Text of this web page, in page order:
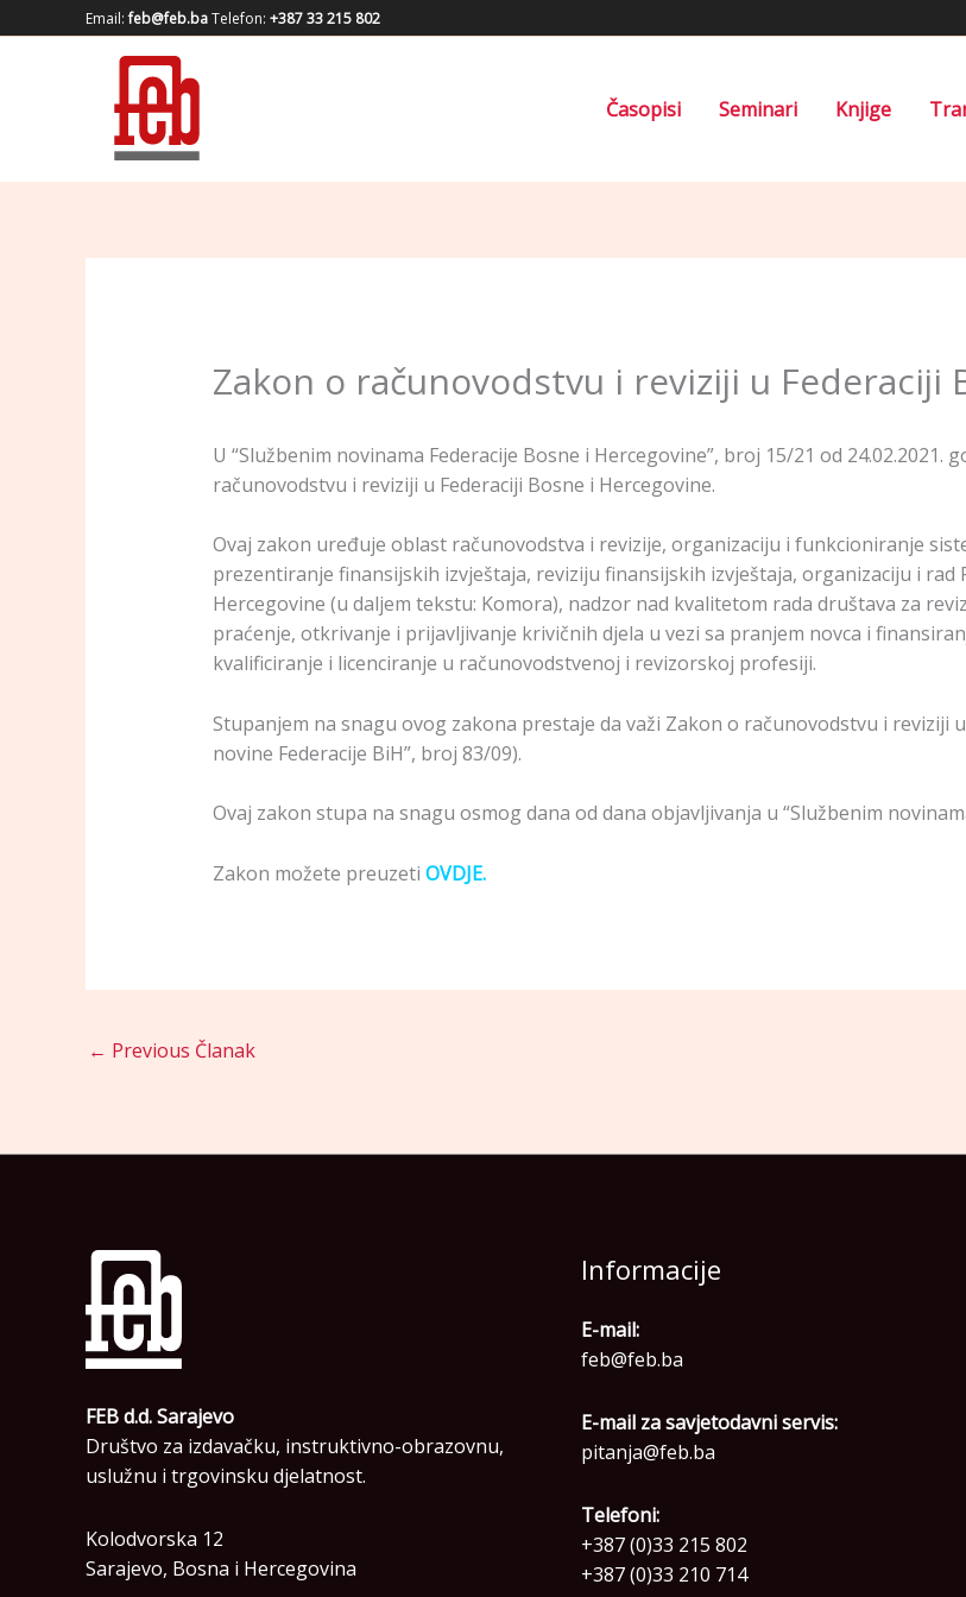
to
Email:feb@feb.baTelefon: +387 33 215 802
Časopisi Seminari Knjige
Zakon o računovodstvu i reviziji u Federaciji
U “Službenim novinama Federacije Bosne i Hercegovine”, broj 15/21 od
računovodstvu i reviziji u Federaciji Bosne i Hercegovine.
Ovaj zakon uređuje oblast računovodstva i revizije, organizaciju i funkcioniranje
prezentiranje finansijskih izvještaja, reviziju finansijskih izvještaja, organizaciju i rad
Hercegovine (u daljem tekstu: Komora), nadzor nad kvalitetom rada društava za
praćenje, otkrivanje i prijavljivanje krivičnih djela u vezi sa pranjem novca i
kvalificiranje i licenciranje u računovodstvenoj i revizorskoj profesiji.
Stupanjem na snagu ovog zakona prestaje da važi Zakon o računovodstvu i reviziji
novine Federacije BiH”, broj 83/09).
Ovaj zakon stupa na snagu osmog dana od dana objavljivanja u “Službenim
Zakon možete preuzeti OVDJE.
← Previous Članak
FEB d.d. Sarajevo
Društvo za izdavačku, instruktivno-obrazovnu,
uslužnu i trgovinsku djelatnost.
Kolodvorska 12
Sarajevo, Bosna i Hercegovina
Informacije
E-mail:
feb@feb.ba
E-mail za savjetodavni servis:
pitanja@feb.ba
Telefoni:
+387 (0)33 215 802
+387 (0)33 210 714